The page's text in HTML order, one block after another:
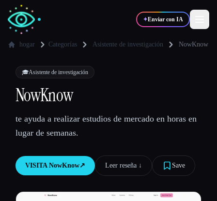
✦Enviar con IA
✍️Escritores
💻
🎓Estudiantes
hogar Categorías Asistente de investigación NowKnow
🎓Asistente de investigación
NowKnow
te ayuda a realizar estudios de mercado en horas en
lugar de semanas.
VISITA NowKnow↗︎ Leer reseña ↓︎ Save